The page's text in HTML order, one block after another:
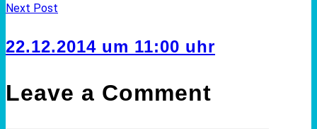
Next Post
22.12.2014 um 11:00 uhr
Leave a Comment